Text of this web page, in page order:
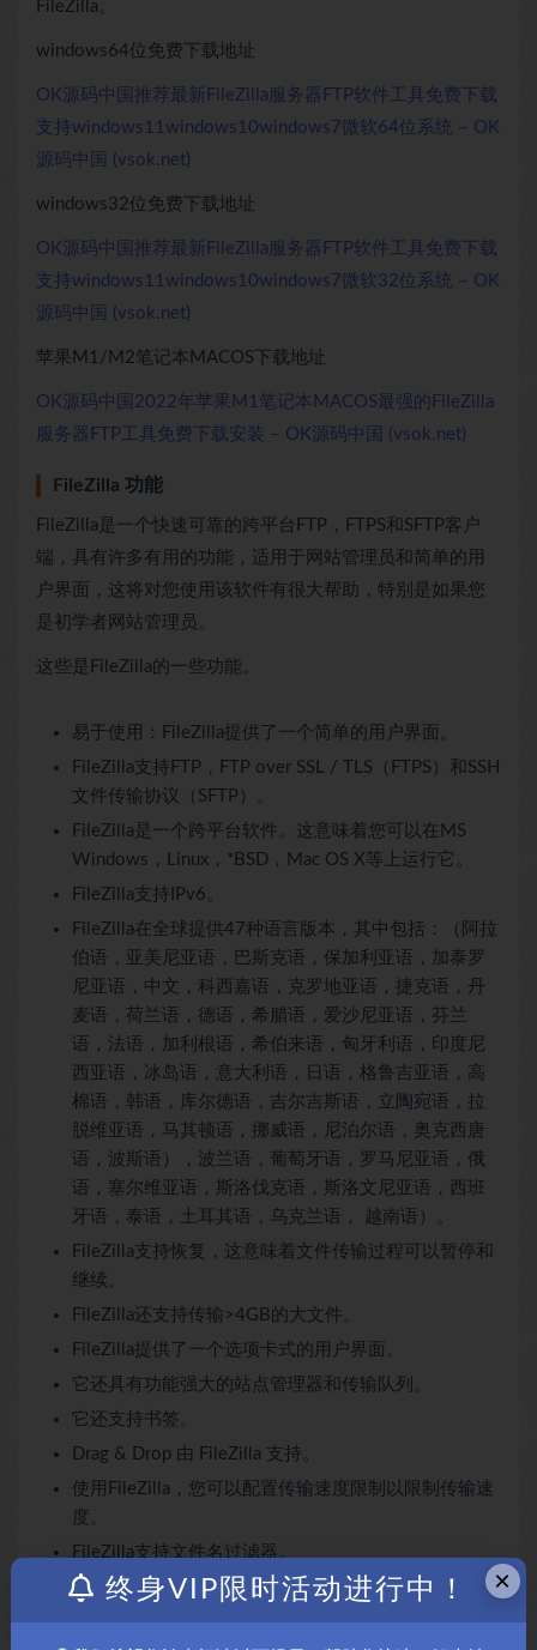
FileZilla。
windows64位免费下载地址
OK源码中国推荐最新FileZilla服务器FTP软件工具免费下载
支持windows11windows10windows7微软64位系统 – OK
源码中国 (vsok.net)
windows32位免费下载地址
OK源码中国推荐最新FileZilla服务器FTP软件工具免费下载
支持windows11windows10windows7微软32位系统 – OK
源码中国 (vsok.net)
苹果M1/M2笔记本MACOS下载地址
OK源码中国2022年苹果M1笔记本MACOS最强的FileZilla
服务器FTP工具免费下载安装 – OK源码中国 (vsok.net)
FileZilla 功能
FileZilla是一个快速可靠的跨平台FTP，FTPS和SFTP客户
端，具有许多有用的功能，适用于网站管理员和简单的用
户界面，这将对您使用该软件有很大帮助，特别是如果您
是初学者网站管理员。
这些是FileZilla的一些功能。
易于使用：FileZilla提供了一个简单的用户界面。
FileZilla支持FTP，FTP over SSL / TLS（FTPS）和SSH
文件传输协议（SFTP）。
FileZilla是一个跨平台软件。这意味着您可以在MS
Windows，Linux，*BSD，Mac OS X等上运行它。
FileZilla支持IPv6。
FileZilla在全球提供47种语言版本，其中包括：（阿拉
伯语，亚美尼亚语，巴斯克语，保加利亚语，加泰罗
尼亚语，中文，科西嘉语，克罗地亚语，捷克语，丹
麦语，荷兰语，德语，希腊语，爱沙尼亚语，芬兰
语，法语，加利根语，希伯来语，匈牙利语，印度尼
西亚语，冰岛语，意大利语，日语，格鲁吉亚语，高
棉语，韩语，库尔德语，吉尔吉斯语，立陶宛语，拉
脱维亚语，马其顿语，挪威语，尼泊尔语，奥克西唐
语，波斯语），波兰语，葡萄牙语，罗马尼亚语，俄
语，塞尔维亚语，斯洛伐克语，斯洛文尼亚语，西班
牙语，泰语，土耳其语，乌克兰语， 越南语）。
FileZilla支持恢复，这意味着文件传输过程可以暂停和
继续。
FileZilla还支持传输>4GB的大文件。
FileZilla提供了一个选项卡式的用户界面。
它还具有功能强大的站点管理器和传输队列。
它还支持书签。
Drag & Drop 由 FileZilla 支持。
使用FileZilla，您可以配置传输速度限制以限制传输速
度。
FileZilla支持文件名过滤器。
它还支持目录比较。
在FileZilla中，您可以使用网络配置向导配置网络设
×
终身VIP限时活动进行中！